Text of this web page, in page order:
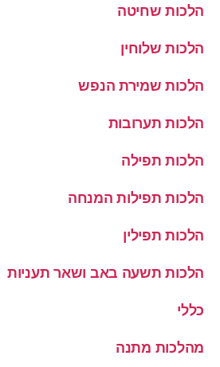
הלכות שחיטה
הלכות שלוחין
הלכות שמירת הנפש
הלכות תערובות
הלכות תפילה
הלכות תפילות המנחה
הלכות תפילין
הלכות תשעה באב ושאר תעניות
כללי
מהלכות מתנה